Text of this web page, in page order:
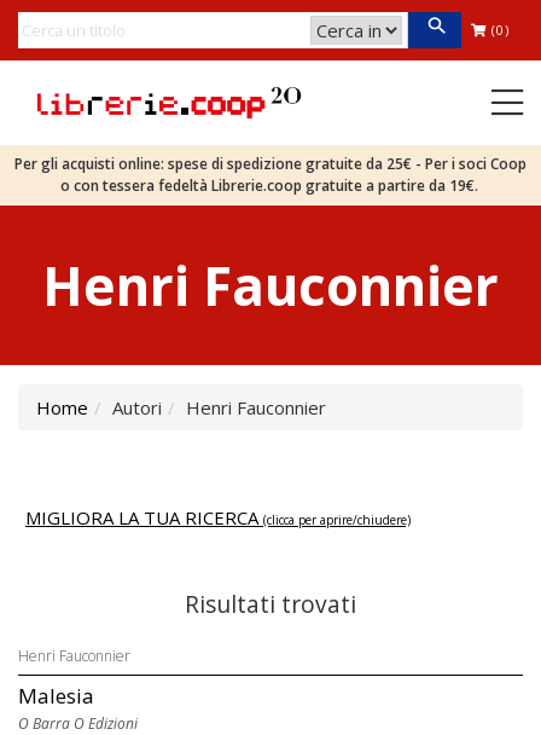
(0)
Per gli acquisti online: spese di spedizione gratuite da 25€ - Per i soci Coop
o con tessera fedeltà Librerie.coop gratuite a partire da 19€.
Henri Fauconnier
Home Autori Henri Fauconnier
MIGLIORA LA TUA RICERCA (clicca per aprire/chiudere)
Risultati trovati
Henri Fauconnier
Malesia
O Barra O Edizioni